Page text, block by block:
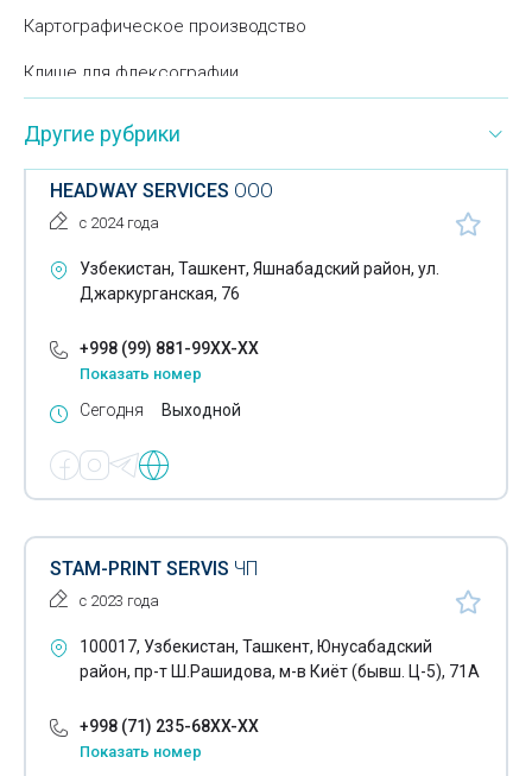
Картографическое производство
Клише для флексографии
Корпоративные подарки
Модельные агентства
Нанесение рисунка на различные поверхности
Печать широкоформатная полноцветная
Пластиковые карты
Почтовые конверты
Реклама в Wi-Fi сетях
Реклама в метро
Реклама в прессе
Реклама на телевидении
Реклама на транспорте
Другие рубрики
HEADWAY SERVICES ООО
с 2024 года
Узбекистан, Ташкент, Яшнабадский район, ул.
Джаркурганская, 76
+998 (99) 881-99XX-XX
Показать номер
Сегодня Выходной
STAM-PRINT SERVIS ЧП
с 2023 года
100017, Узбекистан, Ташкент, Юнусабадский
район, пр-т Ш.Рашидова, м-в Киёт (бывш. Ц-5), 71А
+998 (71) 235-68XX-XX
Показать номер